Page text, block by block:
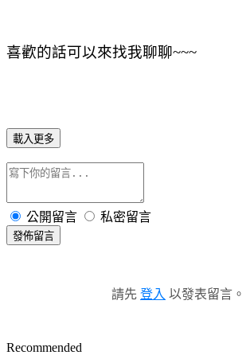
喜歡的話可以來找我聊聊~~~
載入更多
公開留言 私密留言
發佈留言
請先 登入 以發表留言。
Recommended